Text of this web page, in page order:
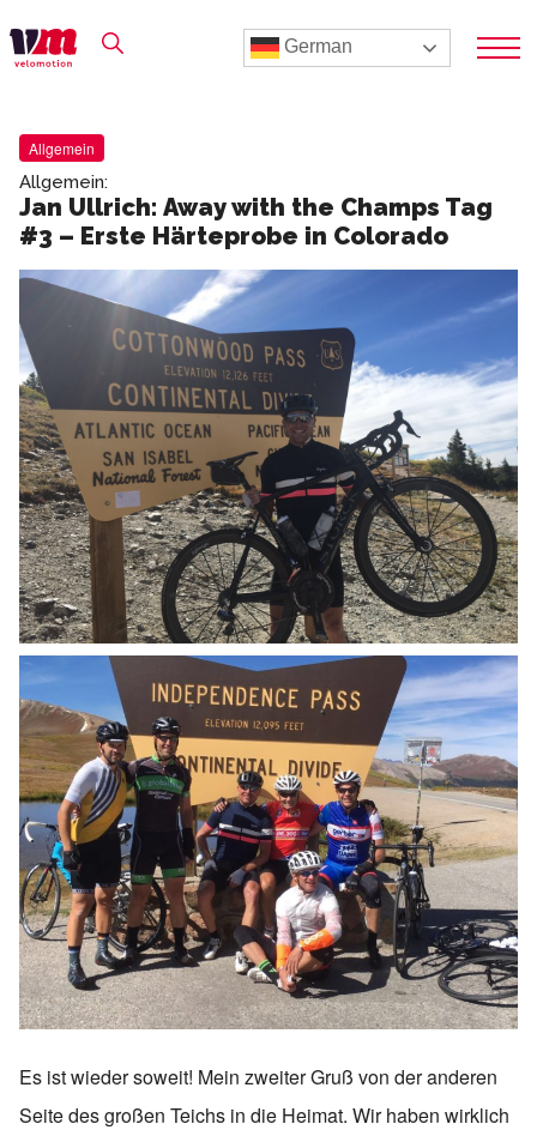
German
Allgemein
Allgemein:
Jan Ullrich: Away with the Champs Tag
#3 – Erste Härteprobe in Colorado
Es ist wieder soweit! Mein zweiter Gruß von der anderen
Seite des großen Teichs in die Heimat. Wir haben wirklich